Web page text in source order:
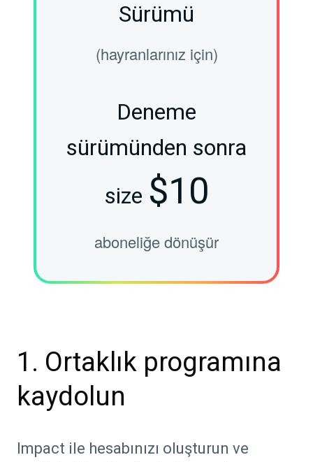
Sürümü
(hayranlarınız için)
Deneme
sürümünden sonra
size $10
aboneliğe dönüşür
1. Ortaklık programına
kaydolun
Impact ile hesabınızı oluşturun ve